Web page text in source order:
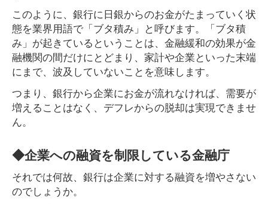
このように、銀行に日銀からのお金がたまっていく状
態を業界用語で「ブタ積み」と呼びます。「ブタ積
み」が起きているということは、金融緩和の効果が金
融機関の間だけにとどまり、家計や企業といった末端
にまで、波及していないことを意味します。
つまり、銀行から企業にお金が流れなければ、需要が
増えることはなく、デフレからの脱却は実現できませ
ん。
◆企業への融資を制限している金融庁
それでは何故、銀行は企業に対する融資を増やさない
のでしょうか。